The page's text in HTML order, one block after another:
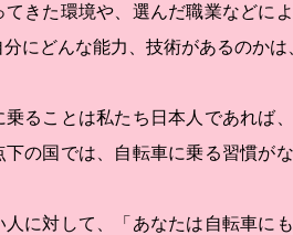
てきた環境や、選んだ職業などに
にどんな能力、技術があるのか
ることは私たち日本人であれば
の国では、自転車に乗る習慣が
人に対して、「あなたは自転車に